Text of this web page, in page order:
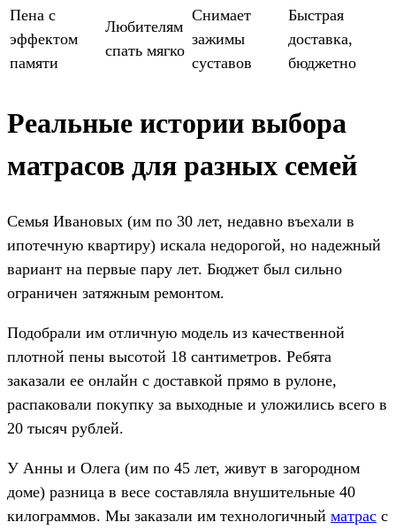
Пена с
эффектом
памяти
Любителям
спать мягко
Снимает
зажимы
суставов
Быстрая
доставка,
бюджетно
Реальные истории выбора
матрасов для разных семей
Семья Ивановых (им по 30 лет, недавно въехали в
ипотечную квартиру) искала недорогой, но надежный
вариант на первые пару лет. Бюджет был сильно
ограничен затяжным ремонтом.
Подобрали им отличную модель из качественной
плотной пены высотой 18 сантиметров. Ребята
заказали ее онлайн с доставкой прямо в рулоне,
распаковали покупку за выходные и уложились всего в
20 тысяч рублей.
У Анны и Олега (им по 45 лет, живут в загородном
доме) разница в весе составляла внушительные 40
килограммов. Мы заказали им технологичный матрас с